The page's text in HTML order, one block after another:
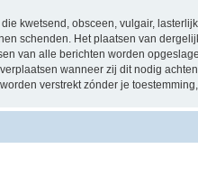
kwetsend, obsceen, vulgair,
schenden. Het plaatsen van
van alle berichten worden
wanneer zij dit nodig
verstrekt zónder je